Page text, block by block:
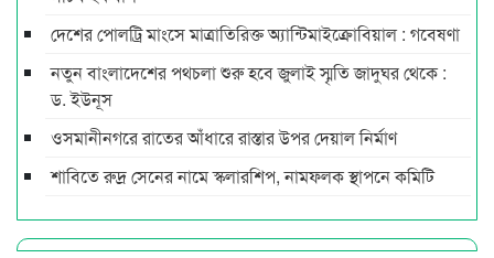
দেশের পোলট্রি মাংসে মাত্রাতিরিক্ত অ্যান্টিমাইক্রোবিয়াল : গবেষণা
নতুন বাংলাদেশের পথচলা শুরু হবে জুলাই স্মৃতি জাদুঘর থেকে :
ড. ইউনূস
ওসমানীনগরে রাতের আঁধারে রাস্তার উপর দেয়াল নির্মাণ
শাবিতে রুদ্র সেনের নামে স্কলারশিপ, নামফলক স্থাপনে কমিটি